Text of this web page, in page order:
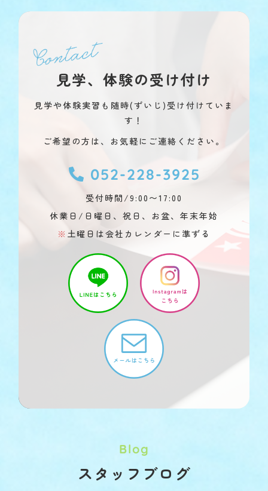
見学、体験の受け付け
見学や体験実習も随時(ずいじ)受け付けていま
す！
ご希望の方は、お気軽にご連絡ください。
052-228-3925
受付時間/9:00〜17:00
休業日/日曜日、祝日、お盆、年末年始
※ 土曜日は会社カレンダーに準ずる
Blog
スタッフブログ